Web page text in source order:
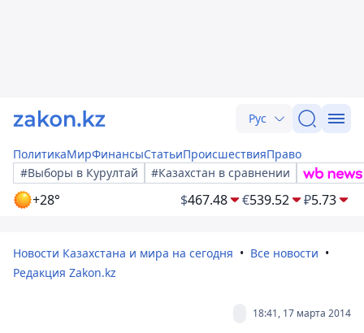
Рус
ПолитикаМирФинансыСтатьиПроисшествияПраво
#Выборы в Курултай
#Казахстан в сравнении
+28° $467.48 €539.52 ₽5.73
Новости Казахстана и мира на сегодня
Все новости
Редакция Zakon.kz
18:41, 17 марта 2014